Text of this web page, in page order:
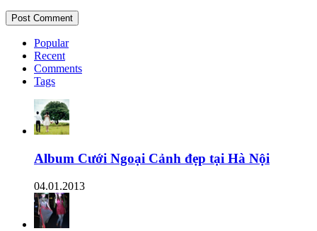
Popular
Recent
Comments
Tags
Album Cưới Ngoại Cảnh đẹp tại Hà Nội
04.01.2013